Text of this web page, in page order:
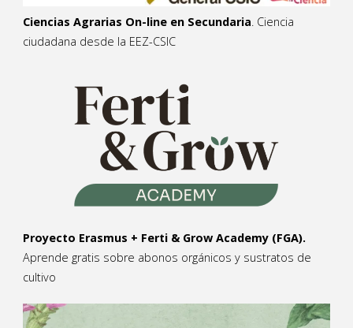
Ciencias Agrarias On-line en Secundaria. Ciencia
ciudadana desde la EEZ-CSIC
Proyecto Erasmus + Ferti & Grow Academy (FGA).
Aprende gratis sobre abonos orgánicos y sustratos de
cultivo